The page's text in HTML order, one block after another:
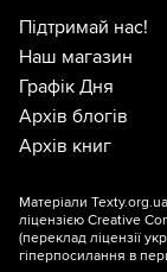
Підтримай нас!
Наш магазин
Графік Дня
Архів блогів
Архів книг
Матеріали
ліцензією Creative
(переклад ліцензії
гіперпосилання в